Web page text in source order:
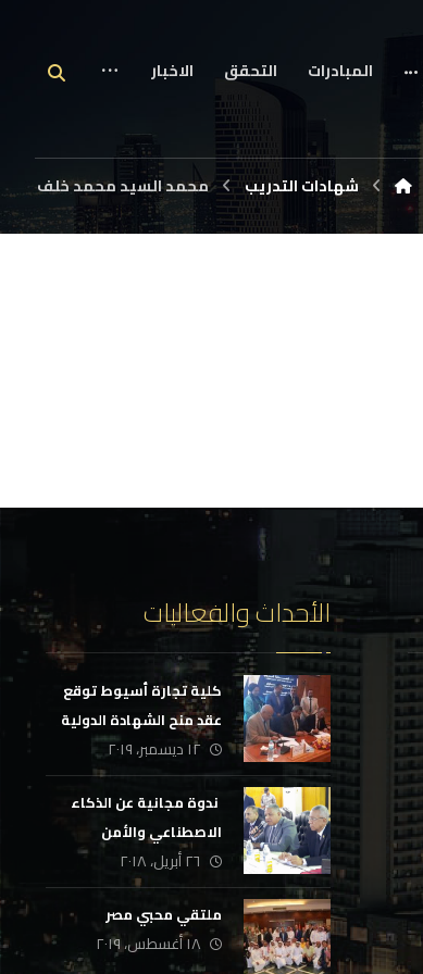
المبادرات التحقق الاخبار
شهادات التدريب محمد السيد محمد خلف
الأحداث والفعاليات
كلية تجارة أسيوط توقع
عقد منح الشهادة الدولية
لإدارة المؤسسات
التعليمية
١٢ ديسمبر، ٢٠١٩
‏ ندوة مجانية عن الذكاء
الاصطناعي والأمن
السيبراني
٢٦ أبريل، ٢٠١٨
ملتقي محبي مصر
١٨ أغسطس، ٢٠١٩